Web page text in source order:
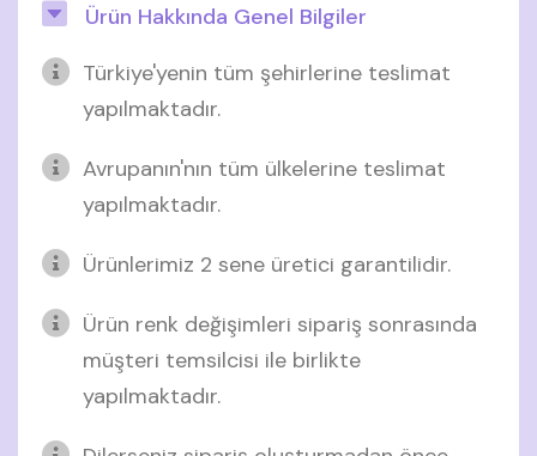
Ürün Hakkında Genel Bilgiler
Türkiye'yenin tüm şehirlerine teslimat
yapılmaktadır.
Avrupanın'nın tüm ülkelerine teslimat
yapılmaktadır.
Ürünlerimiz 2 sene üretici garantilidir.
Ürün renk değişimleri sipariş sonrasında
müşteri temsilcisi ile birlikte
yapılmaktadır.